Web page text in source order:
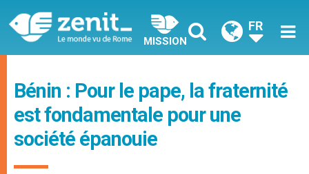
MISSION
FR
Bénin : Pour le pape, la fraternité
est fondamentale pour une
société épanouie